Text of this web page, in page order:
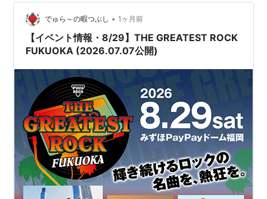
でゅら～の暇つぶし • 1ヶ月前
【イベント情報・8/29】THE GREATEST ROCK
FUKUOKA (2026.07.07公開)